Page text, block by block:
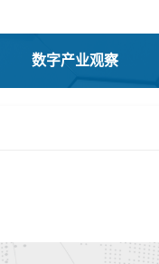
数字产业观察